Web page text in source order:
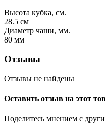
Высота кубка, см.
28.5 см
Диаметр чаши, мм.
80 мм
Отзывы
Отзывы не найдены
Оставить отзыв на этот
Поделитесь мнением с